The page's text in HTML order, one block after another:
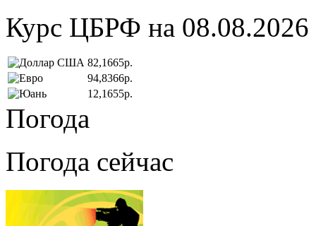
Курс ЦБРФ на 08.08.2026
82,1665р.
94,8366р.
12,1655р.
Погода
Погода сейчас